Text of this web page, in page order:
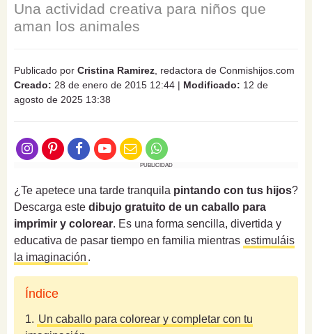
Una actividad creativa para niños que
aman los animales
Publicado por Cristina Ramirez, redactora de Conmishijos.com
Creado: 28 de enero de 2015 12:44 | Modificado: 12 de
agosto de 2025 13:38
PUBLICIDAD
¿Te apetece una tarde tranquila pintando con tus hijos?
Descarga este dibujo gratuito de un caballo para
imprimir y colorear. Es una forma sencilla, divertida y
educativa de pasar tiempo en familia mientras estimuláis
la imaginación .
Índice
1. Un caballo para colorear y completar con tu